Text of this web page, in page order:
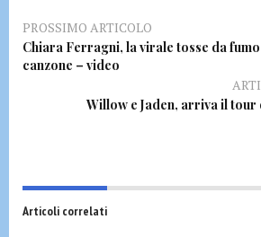
PROSSIMO ARTICOLO
Chiara Ferragni, la virale tosse da
canzone – video
Willow e Jaden, arriva il
Articoli correlati